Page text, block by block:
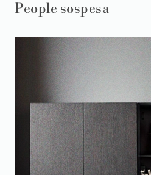
People sospesa